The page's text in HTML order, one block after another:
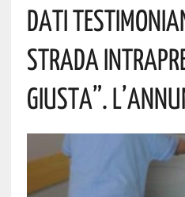
Dati
Strada
Giusta”.